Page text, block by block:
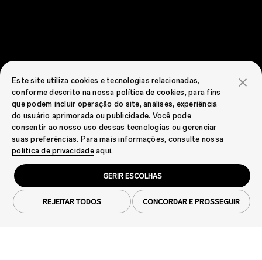
Este site utiliza cookies e tecnologias relacionadas,
conforme descrito na nossa política de cookies, para fins
que podem incluir operação do site, análises, experiência
do usuário aprimorada ou publicidade. Você pode
consentir ao nosso uso dessas tecnologias ou gerenciar
suas preferências. Para mais informações, consulte nossa
política de privacidadeaqui.
GERIR ESCOLHAS
CONCORDAR E PROSSEGUIR
REJEITAR TODOS